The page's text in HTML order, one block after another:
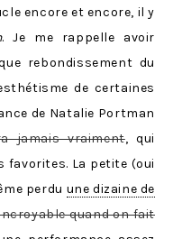
encore et encore, il y
. Je me rappelle avoir
rebondissement du
de certaines
de Natalie Portman
jamais vraiment, qui
favorites. La petite (oui
perdu une dizaine de
quand on fait